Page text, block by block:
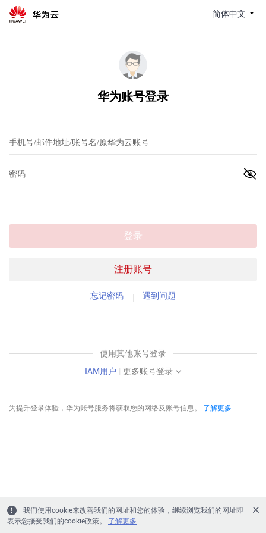
简体中文
华为账号登录
注册账号
登录
忘记密码 遇到问题
使用其他账号登录
IAM用户 | 更多账号登录
为提升登录体验，华为账号服务将获取您的网络及账号信息。 了解更多
我们使用cookie来改善我们的网址和您的体验，继续浏览我们的网址即
表示您接受我们的cookie政策。
了解更多